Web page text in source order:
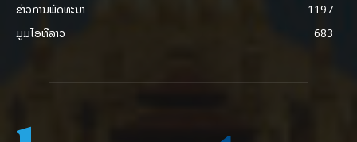
ຂ່າວການພັດທະນາ
1197
ມູມໄອທີລາວ
683